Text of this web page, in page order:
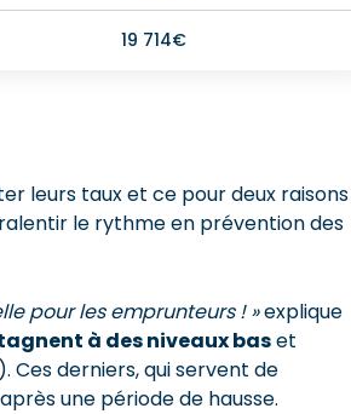
19 714€
leurs taux et ce pour deux raisons
le rythme en prévention des
pour les emprunteurs ! »explique
à des niveaux baset
Ces derniers, qui servent de
une période de hausse.